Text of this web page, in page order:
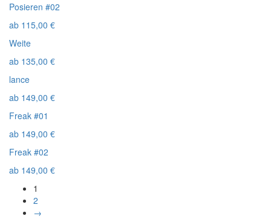
Posieren #02
ab 115,00 €
Weite
ab 135,00 €
lance
ab 149,00 €
Freak #01
ab 149,00 €
Freak #02
ab 149,00 €
1
2
→